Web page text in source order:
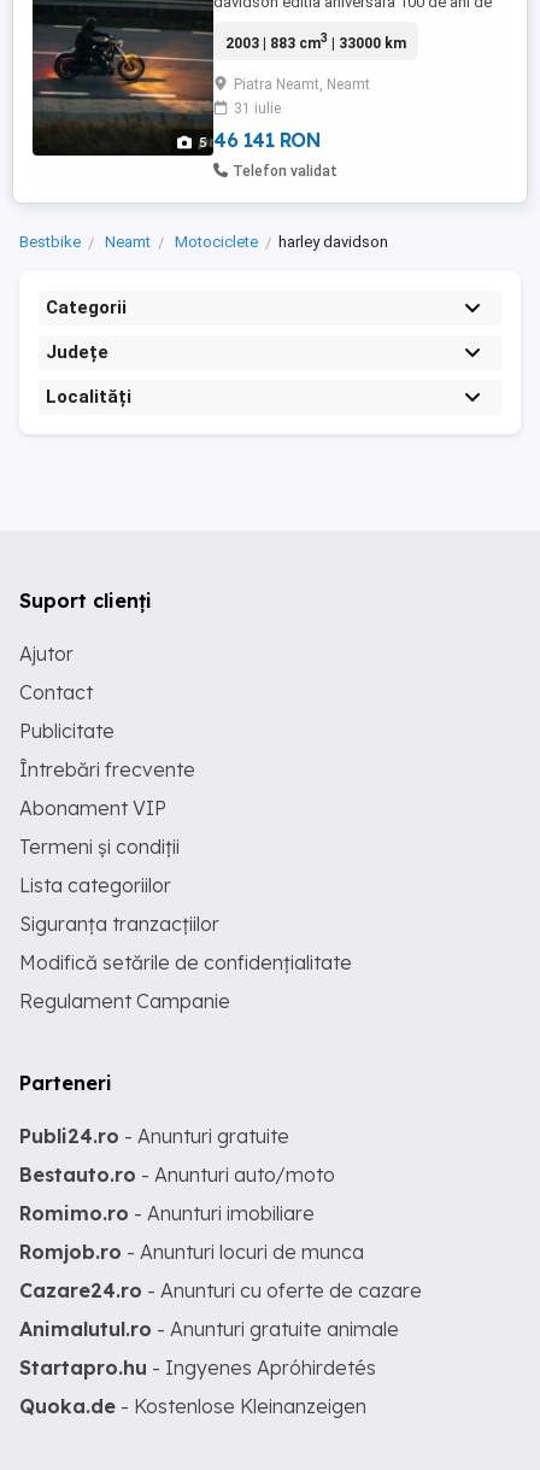
5
superbe, carburatie ,883cc , sunet bestial
2003 | 883 cm3 | 33000 km
Piatra Neamt, Neamt
31 iulie
46 141 RON
Telefon validat
Bestbike Neamt Motociclete harley davidson
Categorii
Județe
Localități
Suport clienți
Ajutor
Contact
Publicitate
Întrebări frecvente
Abonament VIP
Termeni și condiții
Lista categoriilor
Siguranța tranzacțiilor
Modifică setările de confidențialitate
Regulament Campanie
Parteneri
Publi24.ro - Anunturi gratuite
Bestauto.ro - Anunturi auto/moto
Romimo.ro - Anunturi imobiliare
Romjob.ro - Anunturi locuri de munca
Cazare24.ro - Anunturi cu oferte de cazare
Animalutul.ro - Anunturi gratuite animale
Startapro.hu - Ingyenes Apróhirdetés
Quoka.de - Kostenlose Kleinanzeigen